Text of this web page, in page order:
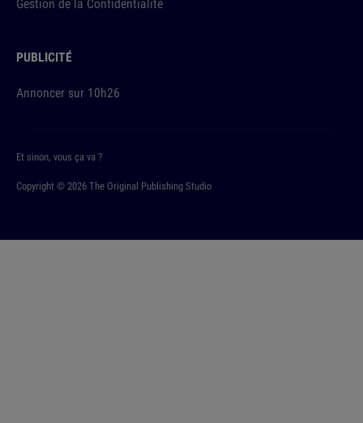
PUBLICITÉ
Annoncer sur 10h26
Copyright © 2026 The Original Publishing Studio
Et sinon, vous ça va ?